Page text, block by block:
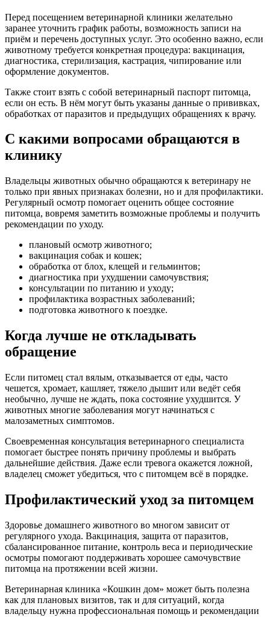
Перед посещением ветеринарной клиники желательно
заранее уточнить график работы, возможность записи на
приём и перечень доступных услуг. Это особенно важно, если
животному требуется конкретная процедура: вакцинация,
диагностика, стерилизация, кастрация, чипирование или
оформление документов.
Также стоит взять с собой ветеринарный паспорт питомца,
если он есть. В нём могут быть указаны данные о прививках,
обработках от паразитов и предыдущих обращениях к врачу.
С какими вопросами обращаются в
клинику
Владельцы животных обычно обращаются к ветеринару не
только при явных признаках болезни, но и для профилактики.
Регулярный осмотр помогает оценить общее состояние
питомца, вовремя заметить возможные проблемы и получить
рекомендации по уходу.
плановый осмотр животного;
вакцинация собак и кошек;
обработка от блох, клещей и гельминтов;
диагностика при ухудшении самочувствия;
консультации по питанию и уходу;
профилактика возрастных заболеваний;
подготовка животного к поездке.
Когда лучше не откладывать
обращение
Если питомец стал вялым, отказывается от еды, часто
чешется, хромает, кашляет, тяжело дышит или ведёт себя
необычно, лучше не ждать, пока состояние ухудшится. У
животных многие заболевания могут начинаться с
малозаметных симптомов.
Своевременная консультация ветеринарного специалиста
помогает быстрее понять причину проблемы и выбрать
дальнейшие действия. Даже если тревога окажется ложной,
владелец сможет убедиться, что с питомцем всё в порядке.
Профилактический уход за питомцем
Здоровье домашнего животного во многом зависит от
регулярного ухода. Вакцинация, защита от паразитов,
сбалансированное питание, контроль веса и периодические
осмотры помогают поддерживать хорошее самочувствие
питомца на протяжении всей жизни.
Ветеринарная клиника «Кошкин дом» может быть полезна
как для плановых визитов, так и для ситуаций, когда
владельцу нужна профессиональная помощь и рекомендации